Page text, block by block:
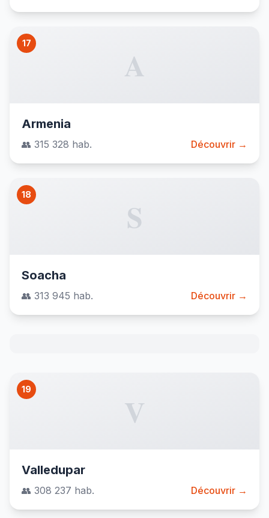
17
A
Armenia
👥 315 328 hab. Découvrir →
18
S
Soacha
👥 313 945 hab. Découvrir →
19
V
Valledupar
👥 308 237 hab. Découvrir →